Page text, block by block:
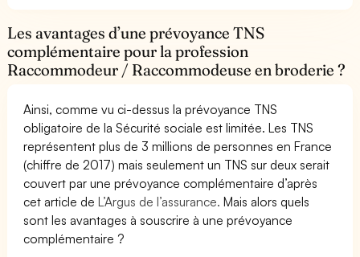
Les avantages d’une prévoyance TNS
complémentaire pour la profession
Raccommodeur / Raccommodeuse en broderie ?
Ainsi, comme vu ci-dessus la prévoyance TNS
obligatoire de la Sécurité sociale est limitée. Les TNS
représentent plus de 3 millions de personnes en France
(chiffre de 2017) mais seulement un TNS sur deux serait
couvert par une prévoyance complémentaire d’après
cet article deL’Argus de l’assurance. Mais alors quels
sont les avantages à souscrire à une prévoyance
complémentaire ?